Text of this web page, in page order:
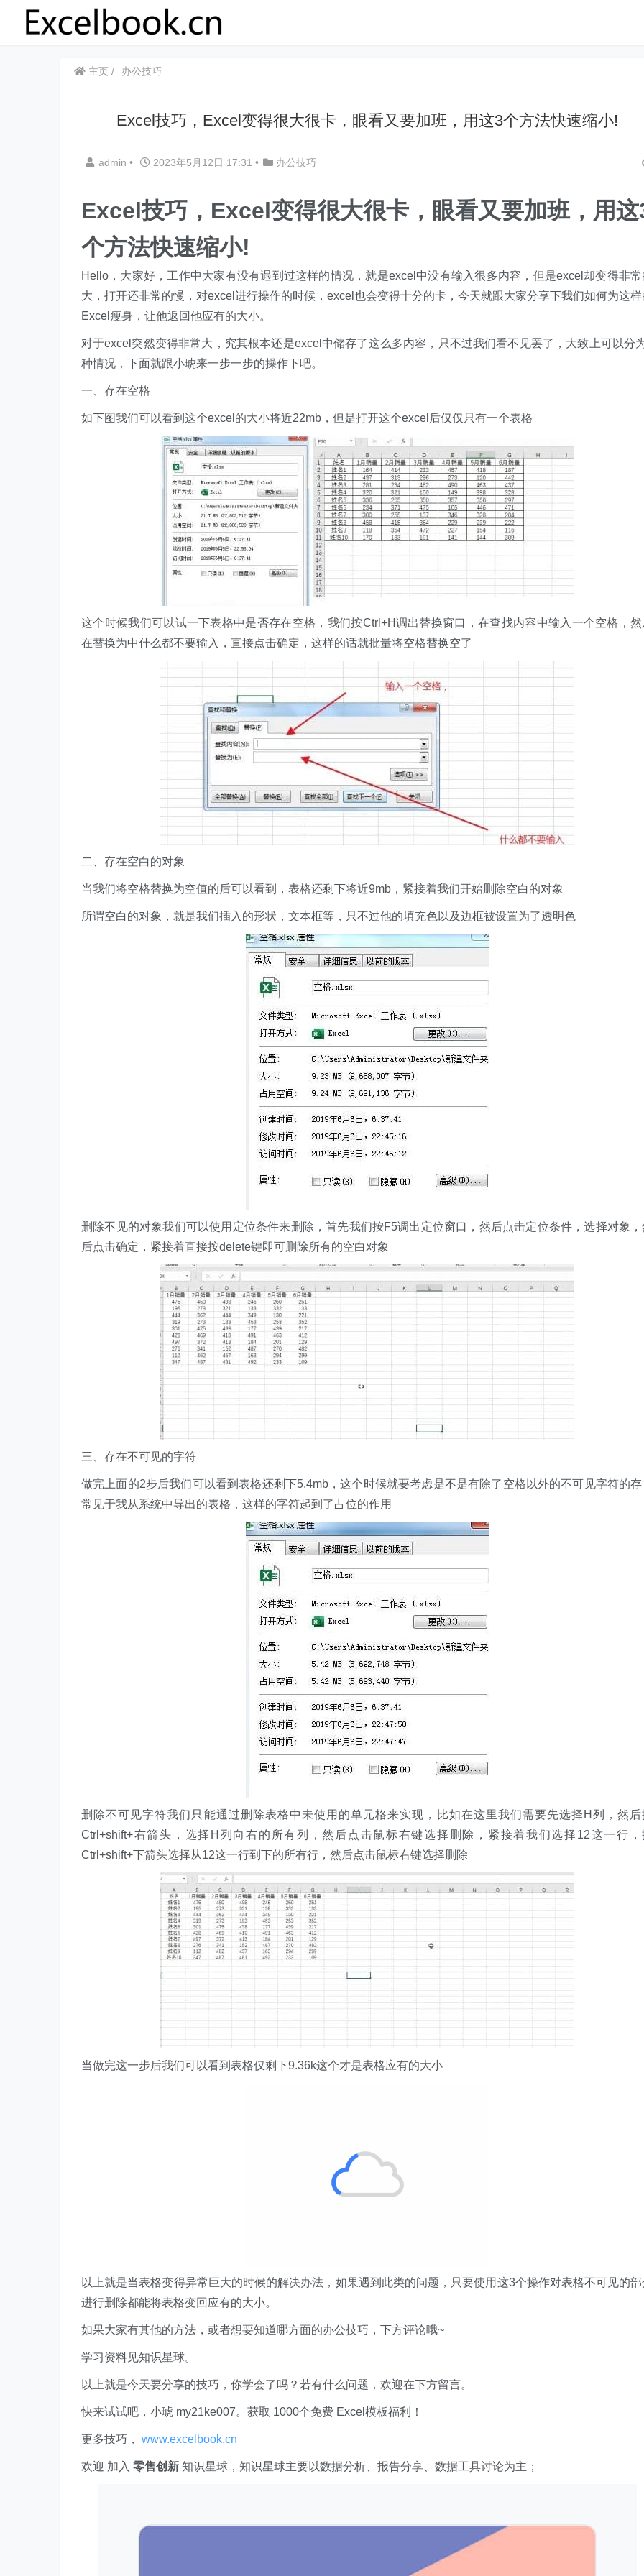
主页 办公技巧
​​Excel技巧，Excel变得很大很卡，眼看又要加班，用这3个方法快速缩小!
admin • 2023年5月12日 17:31 • 办公技巧
​​Excel技巧，Excel变得很大很卡，眼看又要加班，用这
个方法快速缩小!
Hello，大家好，工作中大家有没有遇到过这样的情况，就是excel中没有输入很多内容，但是excel却变得非常
大，打开还非常的慢，对excel进行操作的时候，excel也会变得十分的卡，今天就跟大家分享下我们如何为这
Excel瘦身，让他返回他应有的大小。
对于excel突然变得非常大，究其根本还是excel中储存了这么多内容，只不过我们看不见罢了，大致上可以分
种情况，下面就跟小琥来一步一步的操作下吧。
一、存在空格
如下图我们可以看到这个excel的大小将近22mb，但是打开这个excel后仅仅只有一个表格
这个时候我们可以试一下表格中是否存在空格，我们按Ctrl+H调出替换窗口，在查找内容中输入一个空格，然
在替换为中什么都不要输入，直接点击确定，这样的话就批量将空格替换空了
二、存在空白的对象
当我们将空格替换为空值的后可以看到，表格还剩下将近9mb，紧接着我们开始删除空白的对象
所谓空白的对象，就是我们插入的形状，文本框等，只不过他的填充色以及边框被设置为了透明色
删除不见的对象我们可以使用定位条件来删除，首先我们按F5调出定位窗口，然后点击定位条件，选择对象
后点击确定，紧接着直接按delete键即可删除所有的空白对象
三、存在不可见的字符
做完上面的2步后我们可以看到表格还剩下5.4mb，这个时候就要考虑是不是有除了空格以外的不可见字符的
常见于我从系统中导出的表格，这样的字符起到了占位的作用
删除不可见字符我们只能通过删除表格中未使用的单元格来实现，比如在这里我们需要先选择H列，然后
Ctrl+shift+右箭头，选择H列向右的所有列，然后点击鼠标右键选择删除，紧接着我们选择12这一行，
Ctrl+shift+下箭头选择从12这一行到下的所有行，然后点击鼠标右键选择删除
当做完这一步后我们可以看到表格仅剩下9.36k这个才是表格应有的大小
以上就是当表格变得异常巨大的时候的解决办法，如果遇到此类的问题，只要使用这3个操作对表格不可见的
更多技巧，www.excelbook.cn
知识星球，知识星球主要以数据分析、报告分享、数据工具讨论为主；